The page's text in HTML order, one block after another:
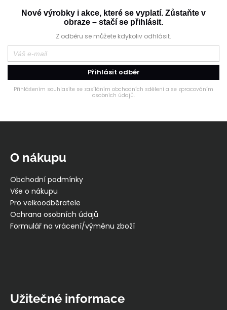
j
e
e
HIGH
OUTLAST®
-
759
Kč
Nové výrobky i akce, které se vyplatí. Zůstaňte v
obraze – stačí se přihlásit.
Z odběru se můžete kdykoliv odhlásit.
Přihlásit odběr
Přihlášením souhlasíte se zasíláním obchodních sdělení a se zpracováním
osobních údajů.
O nákupu
Obchodní podmínky
Vše o nákupu
Pro velkoodběratele
Ochrana osobních údajů
Formulář na vrácení/výměnu zboží
Užitečné informace